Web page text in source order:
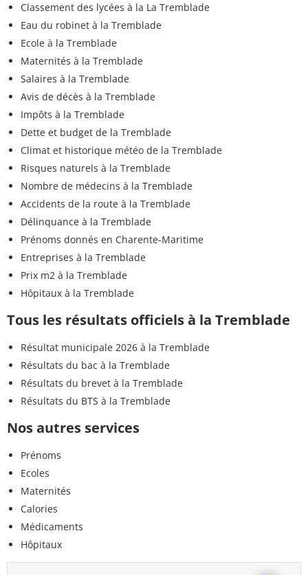
Classement des lycées à la La Tremblade
Eau du robinet à la Tremblade
Ecole à la Tremblade
Maternités à la Tremblade
Salaires à la Tremblade
Avis de décès à la Tremblade
Impôts à la Tremblade
Dette et budget de la Tremblade
Climat et historique météo de la Tremblade
Risques naturels à la Tremblade
Nombre de médecins à la Tremblade
Accidents de la route à la Tremblade
Délinquance à la Tremblade
Prénoms donnés en Charente-Maritime
Entreprises à la Tremblade
Prix m2 à la Tremblade
Hôpitaux à la Tremblade
Tous les résultats officiels à la Tremblade
Résultat municipale 2026 à la Tremblade
Résultats du bac à la Tremblade
Résultats du brevet à la Tremblade
Résultats du BTS à la Tremblade
Nos autres services
Prénoms
Ecoles
Maternités
Calories
Médicaments
Hôpitaux